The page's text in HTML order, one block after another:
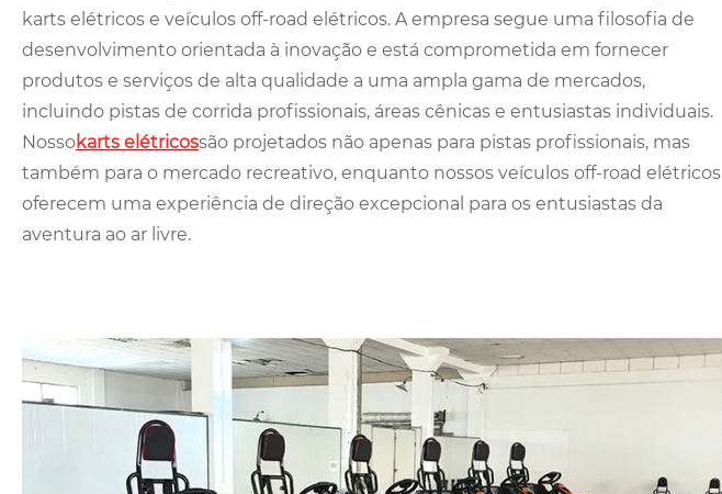
karts elétricos e veículos off-road elétricos. A empresa segue uma filosofia de
desenvolvimento orientada à inovação e está comprometida em fornecer
produtos e serviços de alta qualidade a uma ampla gama de mercados,
incluindo pistas de corrida profissionais, áreas cênicas e entusiastas individuais.
Nossokarts elétricossão projetados não apenas para pistas profissionais, mas
também para o mercado recreativo, enquanto nossos veículos off-road elétricos
oferecem uma experiência de direção excepcional para os entusiastas da
aventura ao ar livre.